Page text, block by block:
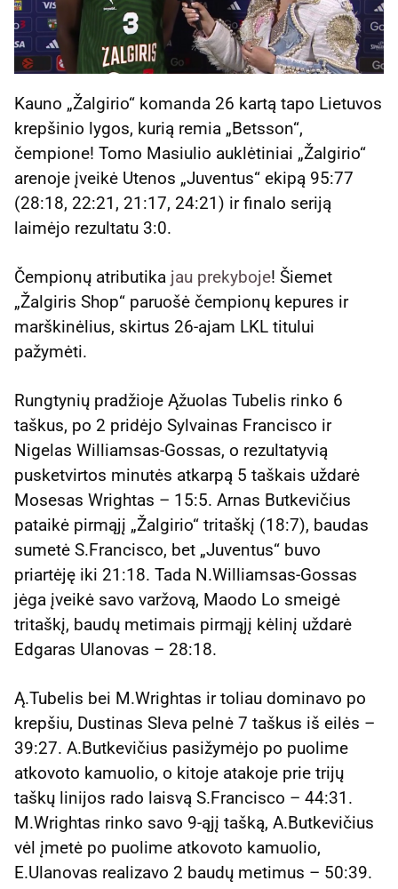
Kauno „Žalgirio“ komanda 26 kartą tapo Lietuvos
krepšinio lygos, kurią remia „Betsson“,
čempione! Tomo Masiulio auklėtiniai „Žalgirio“
arenoje įveikė Utenos „Juventus“ ekipą 95:77
(28:18, 22:21, 21:17, 24:21) ir finalo seriją
laimėjo rezultatu 3:0.
Čempionų atributika jau prekyboje! Šiemet
„Žalgiris Shop“ paruošė čempionų kepures ir
marškinėlius, skirtus 26-ajam LKL titului
pažymėti.
Rungtynių pradžioje Ąžuolas Tubelis rinko 6
taškus, po 2 pridėjo Sylvainas Francisco ir
Nigelas Williamsas-Gossas, o rezultatyvią
pusketvirtos minutės atkarpą 5 taškais uždarė
Mosesas Wrightas – 15:5. Arnas Butkevičius
pataikė pirmąjį „Žalgirio“ tritaškį (18:7), baudas
sumetė S.Francisco, bet „Juventus“ buvo
priartėję iki 21:18. Tada N.Williamsas-Gossas
jėga įveikė savo varžovą, Maodo Lo smeigė
tritaškį, baudų metimais pirmąjį kėlinį uždarė
Edgaras Ulanovas – 28:18.
Ą.Tubelis bei M.Wrightas ir toliau dominavo po
krepšiu, Dustinas Sleva pelnė 7 taškus iš eilės –
39:27. A.Butkevičius pasižymėjo po puolime
atkovoto kamuolio, o kitoje atakoje prie trijų
taškų linijos rado laisvą S.Francisco – 44:31.
M.Wrightas rinko savo 9-ąjį tašką, A.Butkevičius
vėl įmetė po puolime atkovoto kamuolio,
E.Ulanovas realizavo 2 baudų metimus – 50:39.